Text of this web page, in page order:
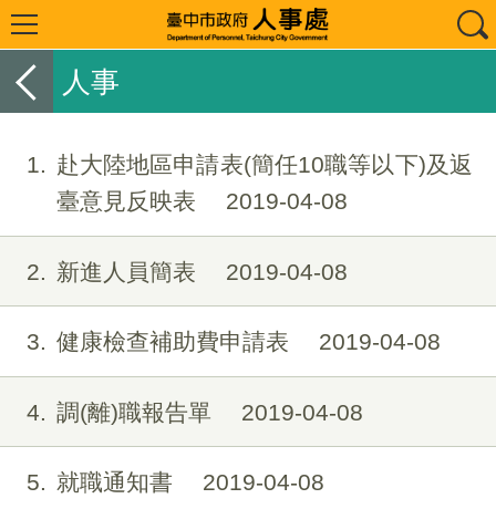
人事
1
赴大陸地區申請表(簡任10職等以下)及返
臺意見反映表
2019-04-08
2 新進人員簡表 2019-04-08
3 健康檢查補助費申請表 2019-04-08
4 調(離)職報告單 2019-04-08
5 就職通知書 2019-04-08